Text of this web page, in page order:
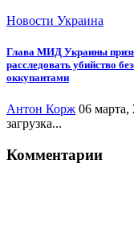
Новости Украина
Глава МИД Украины
расследовать убийство
оккупантами
Антон Корж 06 марта,
загрузка...
Комментарии